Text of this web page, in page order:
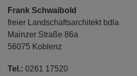
Frank Schwaibold
freier Landschaftsarchitekt bdla
Mainzer Straße 86a
56075 Koblenz
Tel.: 0261 17520